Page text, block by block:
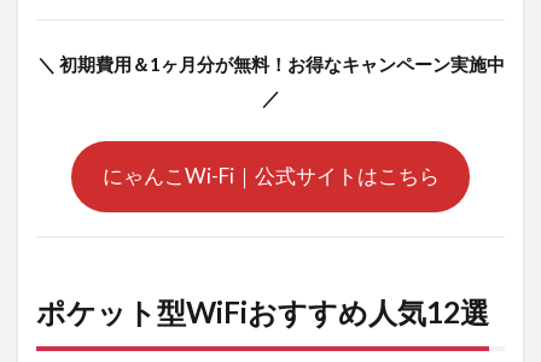
①バ
ッテ
にな
ると
ネッ
ト接
続で
6.2
②光
＼ 初期費用＆1ヶ月分が無料！お得なキャンペーン実施中
／
にゃんこWi-Fi｜公式サイトはこちら
ポケット型WiFiおすすめ人気12選